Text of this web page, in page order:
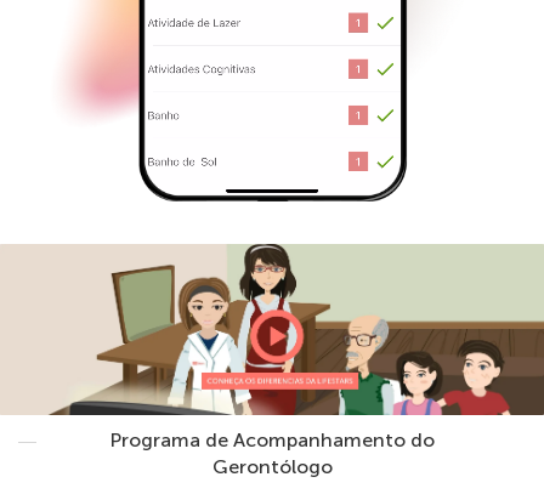
Programa de Acompanhamento do
Gerontólogo